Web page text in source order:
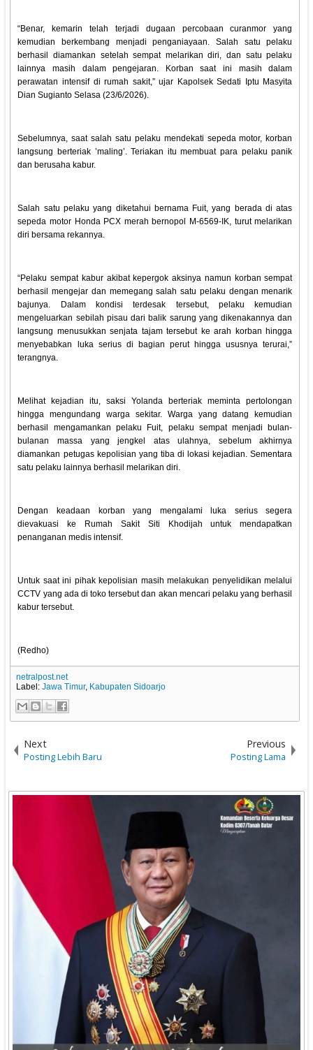
“Benar, kemarin telah terjadi dugaan percobaan curanmor yang
kemudian berkembang menjadi penganiayaan. Salah satu pelaku
berhasil diamankan setelah sempat melarikan diri, dan satu pelaku
lainnya masih dalam pengejaran. Korban saat ini masih dalam
perawatan intensif di rumah sakit,” ujar Kapolsek Sedati Iptu Masyita
Dian Sugianto Selasa (23/6/2026).
Sebelumnya, saat salah satu pelaku mendekati sepeda motor, korban
langsung berteriak ’maling’. Teriakan itu membuat para pelaku panik
dan berusaha kabur.
Salah satu pelaku yang diketahui bernama Fuit, yang berada di atas
sepeda motor Honda PCX merah bernopol M-6569-IK, turut melarikan
diri bersama rekannya.
“Pelaku sempat kabur akibat kepergok aksinya namun korban sempat
berhasil mengejar dan memegang salah satu pelaku dengan menarik
bajunya. Dalam kondisi terdesak tersebut, pelaku kemudian
mengeluarkan sebilah pisau dari balik sarung yang dikenakannya dan
langsung menusukkan senjata tajam tersebut ke arah korban hingga
menyebabkan luka serius di bagian perut hingga ususnya terurai,”
terangnya.
Melihat kejadian itu, saksi Yolanda berteriak meminta pertolongan
hingga mengundang warga sekitar. Warga yang datang kemudian
berhasil mengamankan pelaku Fuit, pelaku sempat menjadi bulan-
bulanan massa yang jengkel atas ulahnya, sebelum akhirnya
diamankan petugas kepolisian yang tiba di lokasi kejadian. Sementara
satu pelaku lainnya berhasil melarikan diri.
Dengan keadaan korban yang mengalami luka serius segera
dievakuasi ke Rumah Sakit Siti Khodijah untuk mendapatkan
penanganan medis intensif.
Untuk saat ini pihak kepolisian masih melakukan penyelidikan melalui
CCTV yang ada di toko tersebut dan akan mencari pelaku yang berhasil
kabur tersebut.
(Redho)
netralpost.net
Label:Jawa Timur, Kabupaten Sidoarjo
Next
Posting Lebih Baru
Previous
Posting Lama